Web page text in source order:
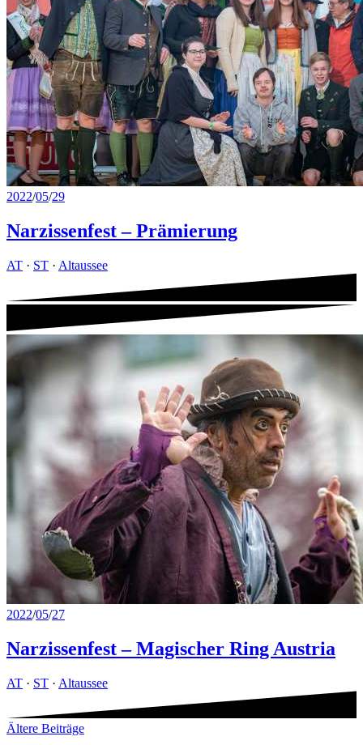
2022/05/29
Narzissenfest – Prämierung
AT · ST · Altaussee
2022/05/27
Narzissenfest – Magischer Ring Austria
AT · ST · Altaussee
Beitragsnavigation
Ältere Beiträge